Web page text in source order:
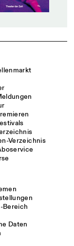
Verzeichnis
Bereich
Daten